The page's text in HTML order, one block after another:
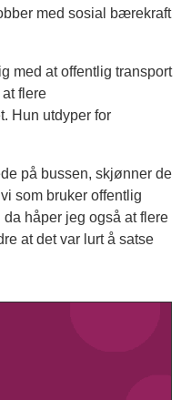
med sosial bærekraft
med at offentlig transport
flere
Hun utdyper for
på bussen, skjønner de
som bruker offentlig
håper jeg også at flere
at det var lurt å satse